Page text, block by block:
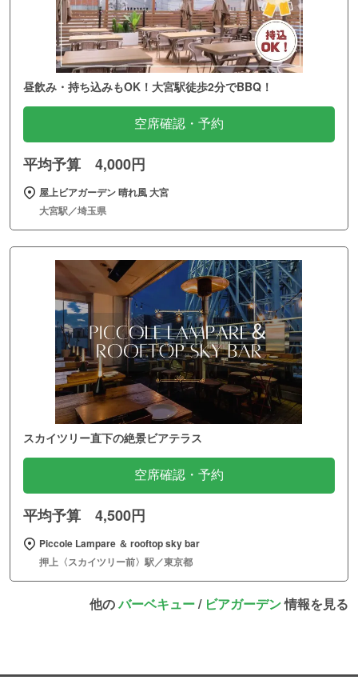
昼飲み・持ち込みもOK！大宮駅徒歩2分でBBQ！
空席確認・予約
平均予算 4,000円
屋上ビアガーデン 晴れ風 大宮
大宮駅／埼玉県
スカイツリー直下の絶景ビアテラス
空席確認・予約
平均予算 4,500円
Piccole Lampare ＆ rooftop sky bar
押上〈スカイツリー前〉駅／東京都
他のバーベキュー/ ビアガーデン情報を見る